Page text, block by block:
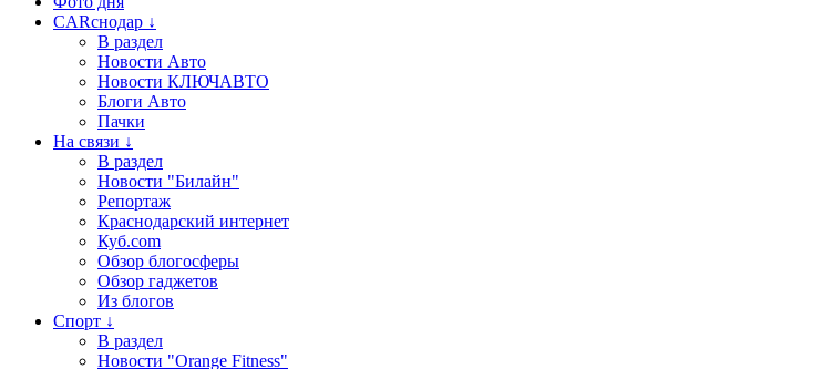
CARснодар ↓
В раздел
Новости Авто
Новости КЛЮЧАВТО
Блоги Авто
Пачки
На связи ↓
В раздел
Новости "Билайн"
Репортаж
Краснодарский интернет
Куб.com
Обзор блогосферы
Обзор гаджетов
Из блогов
Спорт ↓
В раздел
Новости "Orange Fitness"